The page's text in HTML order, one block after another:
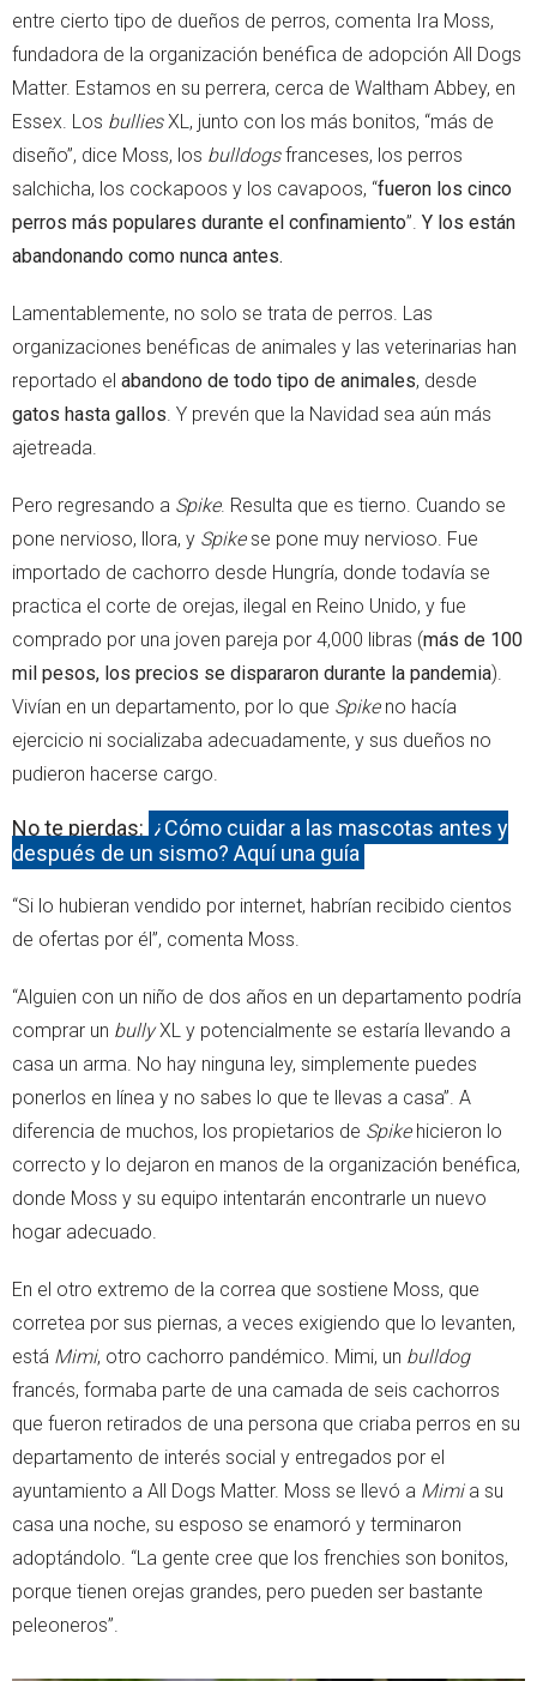
entre cierto tipo de dueños de perros, comenta Ira Moss,
fundadora de la organización benéfica de adopción All Dogs
Matter. Estamos en su perrera, cerca de Waltham Abbey, en
Essex. Los bulliesXL, junto con los más bonitos, “más de
diseño”, dice Moss, los bulldogsfranceses, los perros
salchicha, los cockapoos y los cavapoos, “fueron los cinco
perros más populares durante el confinamiento”. Y los están
abandonando como nunca antes.
Lamentablemente, no solo se trata de perros. Las
organizaciones benéficas de animales y las veterinarias han
reportado el abandono de todo tipo de animales, desde
gatos hasta gallos . Y prevén que la Navidad sea aún más
ajetreada.
Pero regresando a Spike. Resulta que es tierno. Cuando se
pone nervioso, llora, y Spikese pone muy nervioso. Fue
importado de cachorro desde Hungría, donde todavía se
practica el corte de orejas, ilegal en Reino Unido, y fue
comprado por una joven pareja por 4,000 libras (más de 100
mil pesos, los precios se dispararon durante la pandemia).
Vivían en un departamento, por lo que Spikeno hacía
ejercicio ni socializaba adecuadamente, y sus dueños no
pudieron hacerse cargo.
No te pierdas: ¿Cómo cuidar a las mascotas antes y
después de un sismo? Aquí una guía
“Si lo hubieran vendido por internet, habrían recibido cientos
de ofertas por él”, comenta Moss.
“Alguien con un niño de dos años en un departamento podría
comprar un bullyXL y potencialmente se estaría llevando a
casa un arma. No hay ninguna ley, simplemente puedes
ponerlos en línea y no sabes lo que te llevas a casa”. A
diferencia de muchos, los propietarios de Spikehicieron lo
correcto y lo dejaron en manos de la organización benéfica,
donde Moss y su equipo intentarán encontrarle un nuevo
hogar adecuado.
En el otro extremo de la correa que sostiene Moss, que
corretea por sus piernas, a veces exigiendo que lo levanten,
está Mimi, otro cachorro pandémico. Mimi, un bulldog
francés, formaba parte de una camada de seis cachorros
que fueron retirados de una persona que criaba perros en su
departamento de interés social y entregados por el
ayuntamiento a All Dogs Matter. Moss se llevó a Mimia su
casa una noche, su esposo se enamoró y terminaron
adoptándolo. “La gente cree que los frenchies son bonitos,
porque tienen orejas grandes, pero pueden ser bastante
peleoneros”.